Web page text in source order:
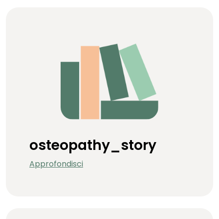
osteopathy_story
Approfondisci